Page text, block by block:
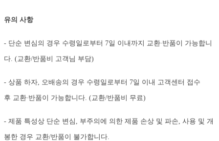
유의 사항
- 단순 변심의 경우 수령일로부터 7일 이내까지 교환∙반품이 가능합니
다. (교환/반품비 고객님 부담)
- 상품 하자, 오배송의 경우 수령일로부터 7일 이내 고객센터 접수
후 교환∙반품이 가능합니다. (교환/반품비 무료)
- 제품 특성상 단순 변심, 부주의에 의한 제품 손상 및 파손, 사용 및 개
봉한 경우 교환/반품이 불가합니다.